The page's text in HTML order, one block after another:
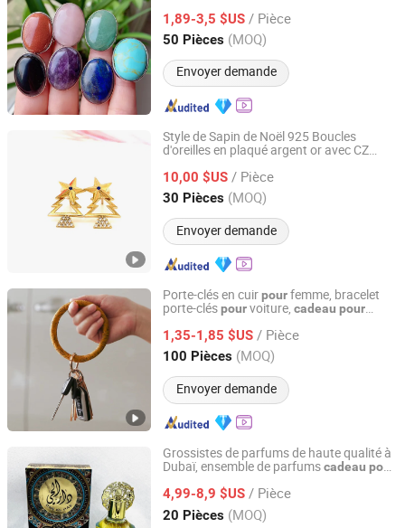
cadeau
1,89-3,5 $US / Pièce
50 Pièces (MOQ)
Envoyer demande
Fujian, China Depuis 2020
Style de Sapin de Noël 925 Boucles
d'oreilles en plaqué argent or avec CZ
10,00 $US / Pièce
30 Pièces (MOQ)
Envoyer demande
Qingdao Gemopia Jewelry Co., Ltd.
Shandong, China Depuis 2019
Porte-clés en cuirpourfemme, bracelet
porte-cléspourvoiture, cadeau pour
1,35-1,85 $US / Pièce
100 Pièces (MOQ)
Envoyer demande
Guangzhou Kinglaiky Industrial Ltd.,
Guangdong, China Depuis 2014
Grossistes de parfums de haute qualité à
Dubaï, ensemble de parfumscadeau pour
4,99-8,9 $US / Pièce
20 Pièces (MOQ)
Kozen International Ltd
Guangdong, China Depuis 2022